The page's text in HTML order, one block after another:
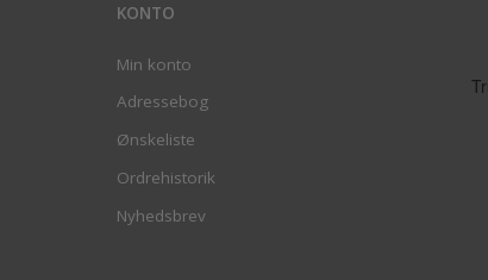
KONTO
Min konto
Adressebog
Ønskeliste
Ordrehistorik
Nyhedsbrev